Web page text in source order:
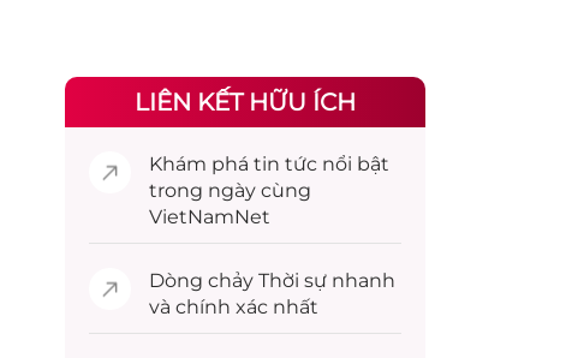
LIÊN KẾT HỮU ÍCH
Khám phá tin tức nổi bật
trong ngày cùng
VietNamNet
Dòng chảy Thời sự nhanh
và chính xác nhất